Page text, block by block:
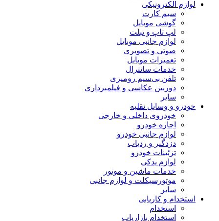
لوازم الکترونیکی
سیم کارت
گوشی موبایل
لپ تاپ و تبلت
لوازم جانبی موبایل
صوتی و تصویری
تعمیرات موبایل
خدمات سانترال
تلفن بی‌سیم رومیزی
دوربین عکاسی و فیلمبرداری
سایر
خودرو و وسایل نقلیه
خودروی داخلی و خارجی
اجاره خودرو
لوازم جانبی خودرو
دزدگیر و ردیاب
تزئینات خودرو
لوازم یدکی
خدمات ماشین و موتور
موتورسیکلت و لوازم جانبی
سایر
استخدام و کاریابی
استخدام
استخدام بازاریاب